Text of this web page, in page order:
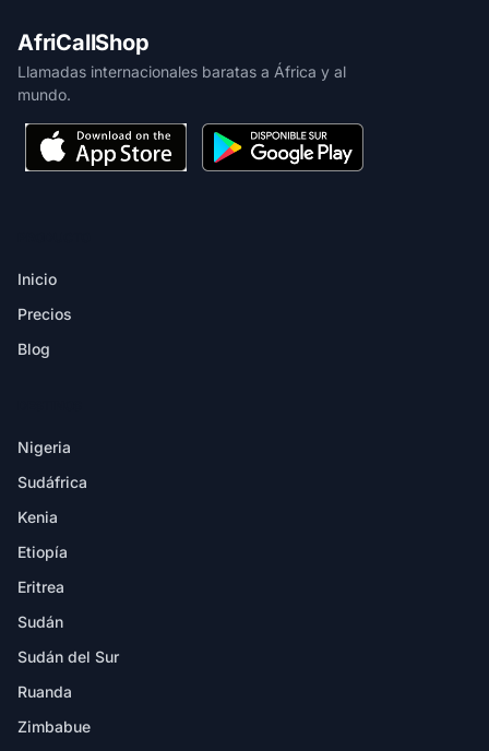
AfriCallShop
Llamadas internacionales baratas a África y al
mundo.
Inicio
Precios
Blog
Nigeria
Sudáfrica
Kenia
Etiopía
Eritrea
Sudán
Sudán del Sur
Ruanda
Zimbabue